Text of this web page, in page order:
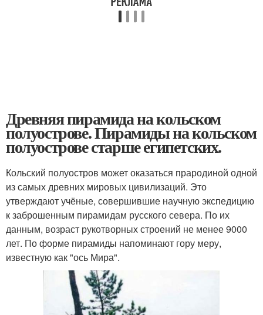
Древняя пирамида на кольском
полуострове. Пирамиды на кольском
полуострове старше египетских.
Кольский полуостров может оказаться прародиной одной
из самых древних мировых цивилизаций. Это
утверждают учёные, совершившие научную экспедицию
к заброшенным пирамидам русского севера. По их
данным, возраст рукотворных строений не менее 9000
лет. По форме пирамиды напоминают гору меру,
известную как "ось Мира".